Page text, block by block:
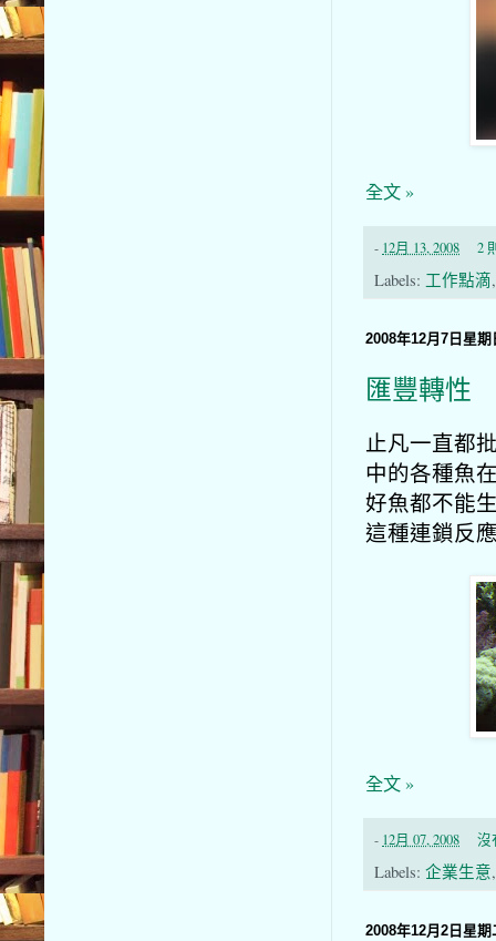
全文 »
- 12月 13, 2008 2
Labels: 工作點滴
2008年12月7日星期
匯豐轉性
止凡一直都
中的各種魚
好魚都不能
這種連鎖反
全文 »
- 12月 07, 2008 沒
Labels: 企業生意
2008年12月2日星期